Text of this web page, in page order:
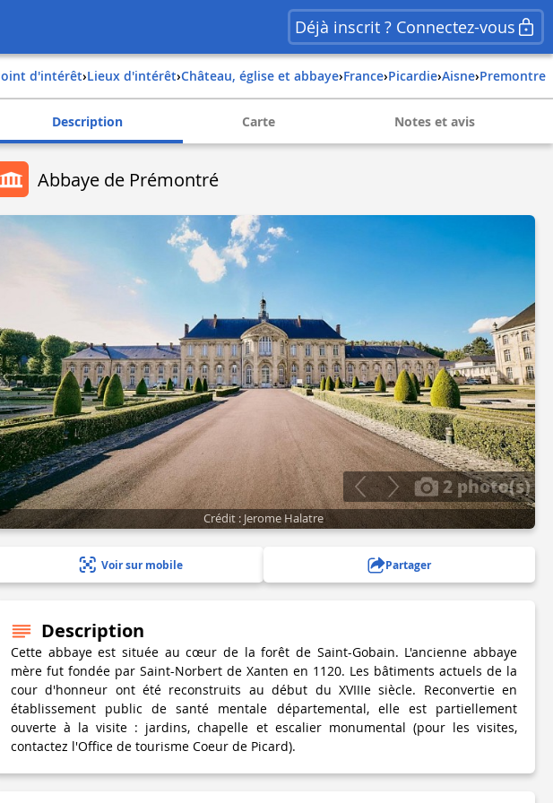
Déjà inscrit ? Connectez-vous
Point d'intérêt› Lieux d'intérêt› Château, église et abbaye› france› picardie› aisne› premontre
Description Carte Notes et avis
Abbaye de Prémontré
2 photo(s)
Crédit : Jerome Halatre
Voir sur mobile Partager
Description
Cette abbaye est située au cœur de la forêt de Saint-Gobain. L'ancienne abbaye
mère fut fondée par Saint-Norbert de Xanten en 1120. Les bâtiments actuels de la
cour d'honneur ont été reconstruits au début du XVIIIe siècle. Reconvertie en
établissement public de santé mentale départemental, elle est partiellement
ouverte à la visite : jardins, chapelle et escalier monumental (pour les visites,
contactez l'Office de tourisme Coeur de Picard).